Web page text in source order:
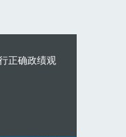
正确政绩观